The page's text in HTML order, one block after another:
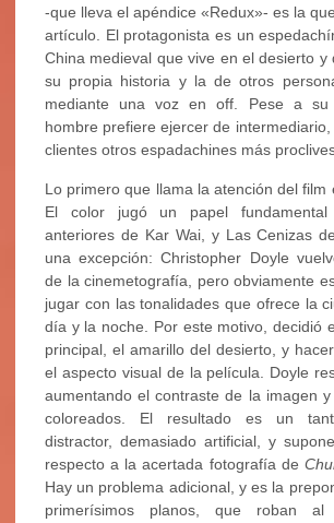
-que lleva el apéndice «Redux»- es la
artículo. El protagonista es un
China medieval que vive en el desierto y
su propia historia y la de otros
mediante una voz en off. Pese a su
hombre prefiere ejercer de
clientes otros espadachines más
Lo primero que llama la atención del film
El color jugó un papel
anteriores de Kar Wai, y Las Cenizas
una excepción: Christopher Doyle
de la cinemetografía, pero obviamente
jugar con las tonalidades que ofrece la
día y la noche. Por este motivo, decidió
principal, el amarillo del desierto, y
el aspecto visual de la película. Doyle
aumentando el contraste de la imagen
coloreados. El resultado es un
distractor, demasiado artificial, y
respecto a la acertada fotografía de
Hay un problema adicional, y es la
primerísimos planos, que roban al